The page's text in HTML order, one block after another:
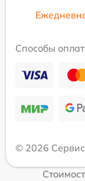
Способы
© 2026